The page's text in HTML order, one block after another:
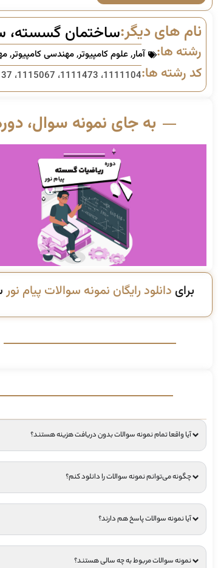
نام های دیگر:ساختمان گسسته،
رشته ها: آمار,علوم کامپیوتر,مهندسی کامپیوتر,
کد رشته ها:1111104، 1111473، 1115067، 1115137، 1115196، 1119024، 1322156
به جای نمونه سوال،
برای دانلود رایگان نمونه سوالات پیام نور
آیا واقعا تمام نمونه سوالات بدون دریافت هزینه هستند؟
چگونه می‌توانم نمونه سوالات را دانلود کنم؟
آیا نمونه سوالات پاسخ هم دارند؟
نمونه سوالات مربوط به چه سالی هستند؟